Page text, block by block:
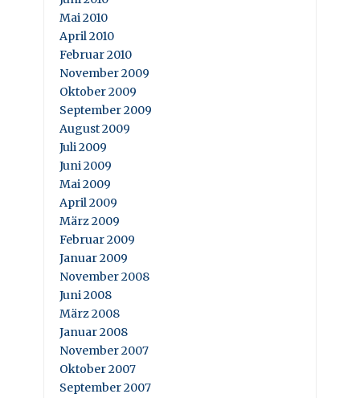
Mai 2010
April 2010
Februar 2010
November 2009
Oktober 2009
September 2009
August 2009
Juli 2009
Juni 2009
Mai 2009
April 2009
März 2009
Februar 2009
Januar 2009
November 2008
Juni 2008
März 2008
Januar 2008
November 2007
Oktober 2007
September 2007